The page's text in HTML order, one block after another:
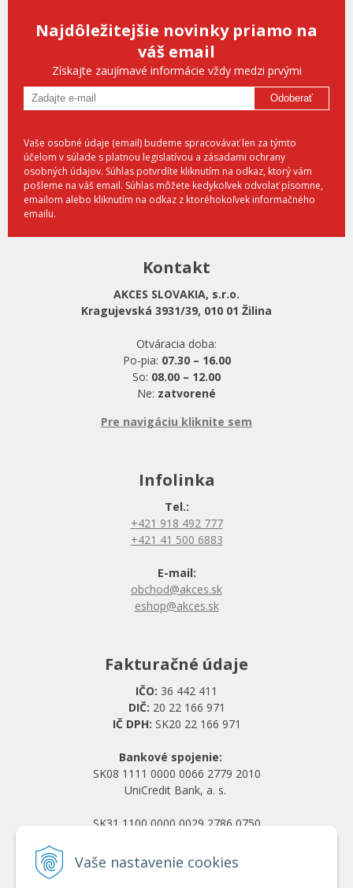
Vaše nastavenie cookies
Najdôležitejšie novinky priamo na
váš email
Získajte zaujímavé informácie vždy medzi prvými
Odoberať
Vaše osobné údaje (email) budeme spracovávať len za týmto
účelom v súlade s platnou legislatívou a zásadami ochrany
osobných údajov. Súhlas potvrdíte kliknutím na odkaz, ktorý vám
pošleme na váš email. Súhlas môžete kedykoľvek odvolať písomne,
emailom alebo kliknutím na odkaz z ktoréhokoľvek informačného
emailu.
Kontakt
AKCES SLOVAKIA, s.r.o.
Kragujevská 3931/39, 010 01 Žilina
Otváracia doba:
Po-pia: 07.30 – 16.00
So: 08.00 – 12.00
Ne: zatvorené
Pre navigáciu kliknite sem
Infolinka
Tel.:
+421 918 492 777
+421 41 500 6883
E-mail:
obchod@akces.sk
eshop@akces.sk
Fakturačné údaje
IČO: 36 442 411
DIČ: 20 22 166 971
IČ DPH: SK20 22 166 971
Bankové spojenie:
SK08 1111 0000 0066 2779 2010
UniCredit Bank, a. s.
SK31 1100 0000 0029 2786 0750